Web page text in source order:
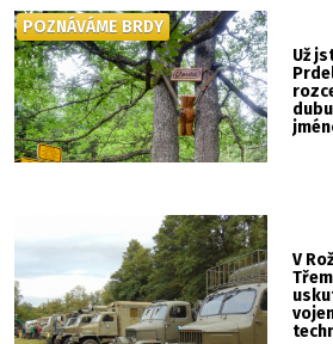
Už
POZNÁVÁME BRDY
V